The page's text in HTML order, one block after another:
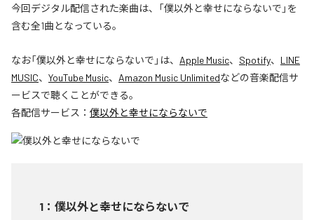
今回デジタル配信された楽曲は、「僕以外と幸せにならないで」を
含む全1曲となっている。
なお「僕以外と幸せにならないで 」は、 Apple Music、 Spotify、 LINE
MUSIC、 YouTube Music、 Amazon Music Unlimitedなどの音楽配信サ
ービスで聴くことができる。
各配信サービス： 僕以外と幸せにならないで
1 ： 僕以外と幸せにならないで